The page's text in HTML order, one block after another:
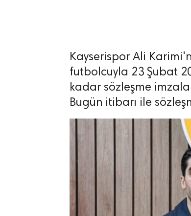
Kayserispor Ali
futbolcuyla 23 Şubat
kadar sözleşme
Bugün itibarı ile